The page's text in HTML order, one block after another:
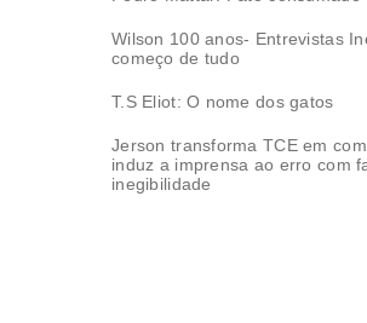
Wilson 100 anos- Entrevistas
começo de tudo
T.S Eliot: O nome dos gatos
Jerson transforma TCE em
induz a imprensa ao erro com
inegibilidade